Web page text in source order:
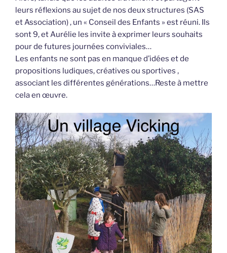
leurs réflexions au sujet de nos deux structures (SAS
et Association) , un « Conseil des Enfants » est réuni. Ils
sont 9, et Aurélie les invite à exprimer leurs souhaits
pour de futures journées conviviales…
Les enfants ne sont pas en manque d’idées et de
propositions ludiques, créatives ou sportives ,
associant les différentes générations…Reste à mettre
cela en œuvre.